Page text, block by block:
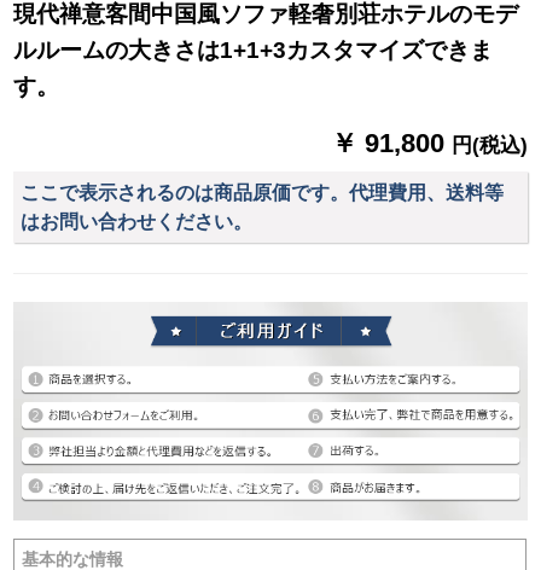
現代禅意客間中国風ソファ軽奢別荘ホテルのモデ
ルルームの大きさは1+1+3カスタマイズできま
す。
￥ 91,800 円(税込)
ここで表示されるのは商品原価です。代理費用、送料等
はお問い合わせください。
基本的な情報